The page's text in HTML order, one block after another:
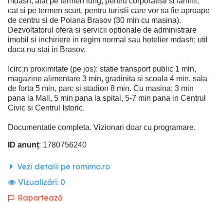
cat si pe termen scurt, pentru turistii care vor sa fie aproape
de centru si de Poiana Brasov (30 min cu masina).
Dezvoltatorul ofera si servicii optionale de administrare
imobil si inchiriere in regim normal sau hotelier mdash; util
daca nu stai in Brasov.
Icirc;n proximitate (pe jos): statie transport public 1 min,
magazine alimentare 3 min, gradinita si scoala 4 min, sala
de forta 5 min, parc si stadion 8 min. Cu masina: 3 min
pana la Mall, 5 min pana la spital, 5-7 min pana in Centrul
Civic si Centrul Istoric.
Documentatie completa. Vizionari doar cu programare.
ID anunț: 1780756240
Vezi detalii pe romimo.ro
Vizualizări: 0
Raportează